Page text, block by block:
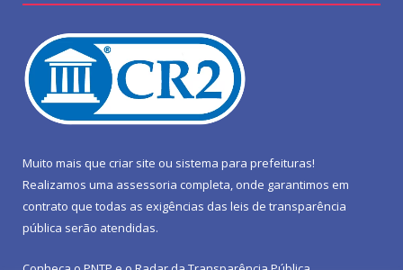
Muito mais que criar site ou sistema para prefeituras!
Realizamos uma assessoria completa, onde garantimos em
contrato que todas as exigências das leis de transparência
pública serão atendidas.